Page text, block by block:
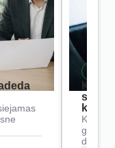
Kaip